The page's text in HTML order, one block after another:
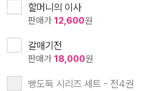
할머니의 이사
판매가 12,600원
갈매기전
판매가 18,000원
빵도둑 시리즈 세트 - 전4권